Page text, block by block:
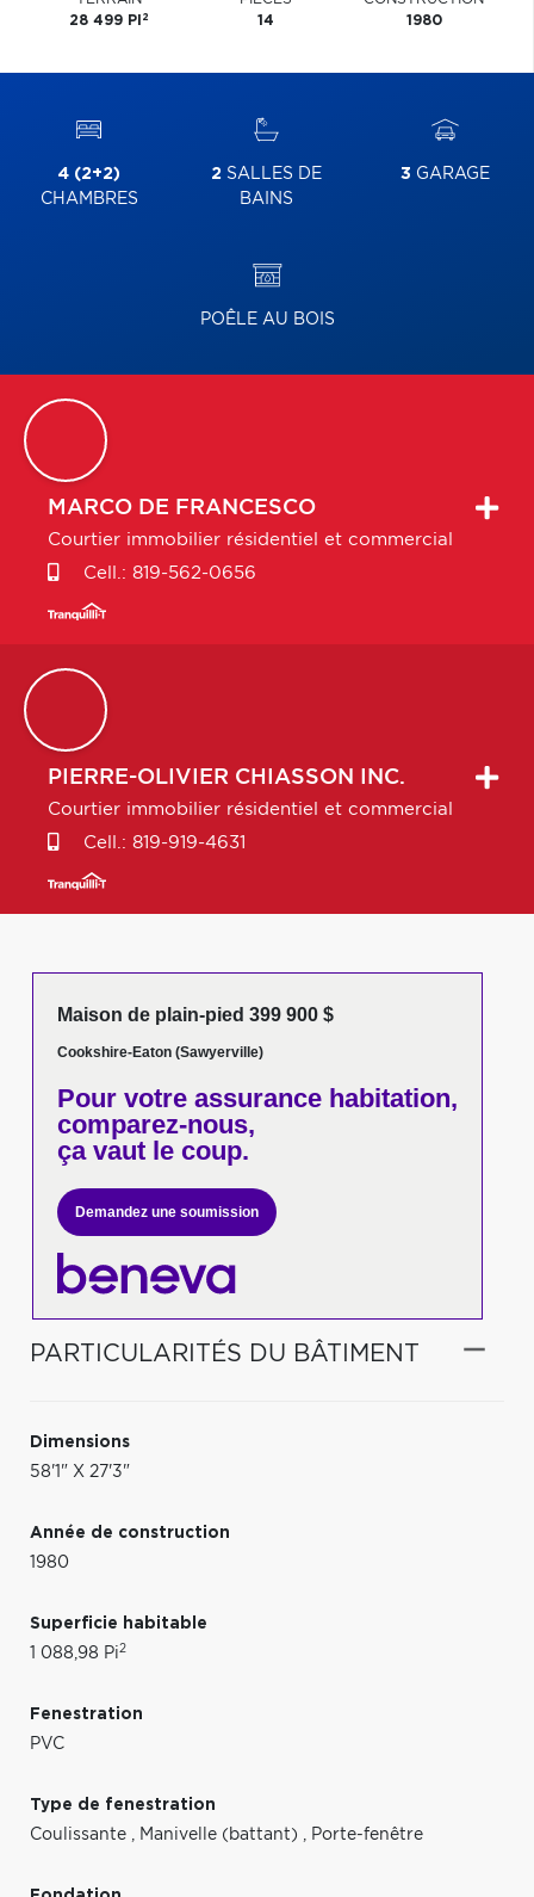
28 499 PI 2
14
1980
4 (2+2)
CHAMBRES
2 SALLES DE
BAINS
3 GARAGE
POÊLE AU BOIS
MARCO DE FRANCESCO
Courtier immobilier résidentiel et commercial
Cell.: 819-562-0656
PIERRE-OLIVIER CHIASSON INC.
Courtier immobilier résidentiel et commercial
Cell.: 819-919-4631
Maison de plain-pied 399 900 $
Cookshire-Eaton (Sawyerville)
Pour votreassurance habitation,
comparez-nous,
ça vaut le coup.
Demandez une soumission
PARTICULARITÉS DU BÂTIMENT
Dimensions
58'1" X 27'3"
Année de construction
1980
Superficie habitable
1 088,98 Pi2
Fenestration
PVC
Type de fenestration
Coulissante , Manivelle (battant) , Porte-fenêtre